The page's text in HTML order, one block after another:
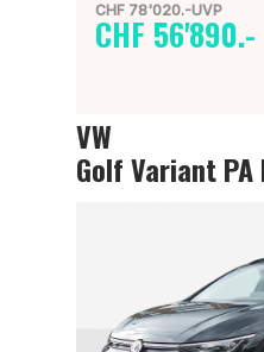
CHF 78'020.-UVP
CHF 56'890.-
VW
Golf Variant PA